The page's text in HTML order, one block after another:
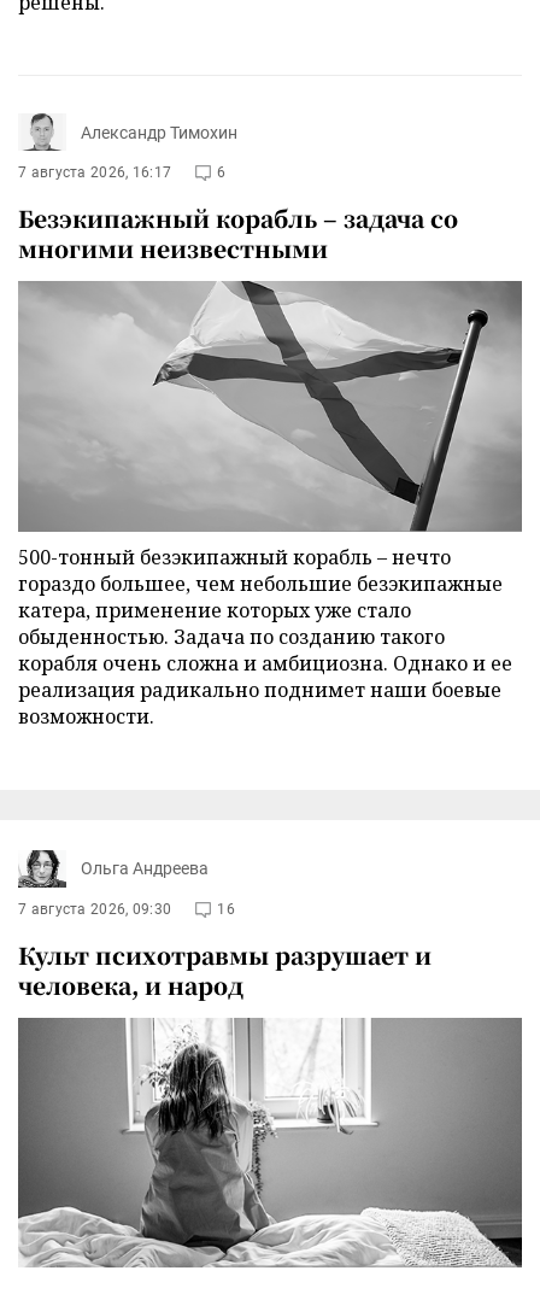
Александр Тимохин
7 августа 2026, 16:17 6
Безэкипажный корабль – задача со
многими неизвестными
500-тонный безэкипажный корабль – нечто
гораздо большее, чем небольшие безэкипажные
катера, применение которых уже стало
обыденностью. Задача по созданию такого
корабля очень сложна и амбициозна. Однако и ее
реализация радикально поднимет наши боевые
возможности.
Ольга Андреева
7 августа 2026, 09:30 16
Культ психотравмы разрушает и
человека, и народ